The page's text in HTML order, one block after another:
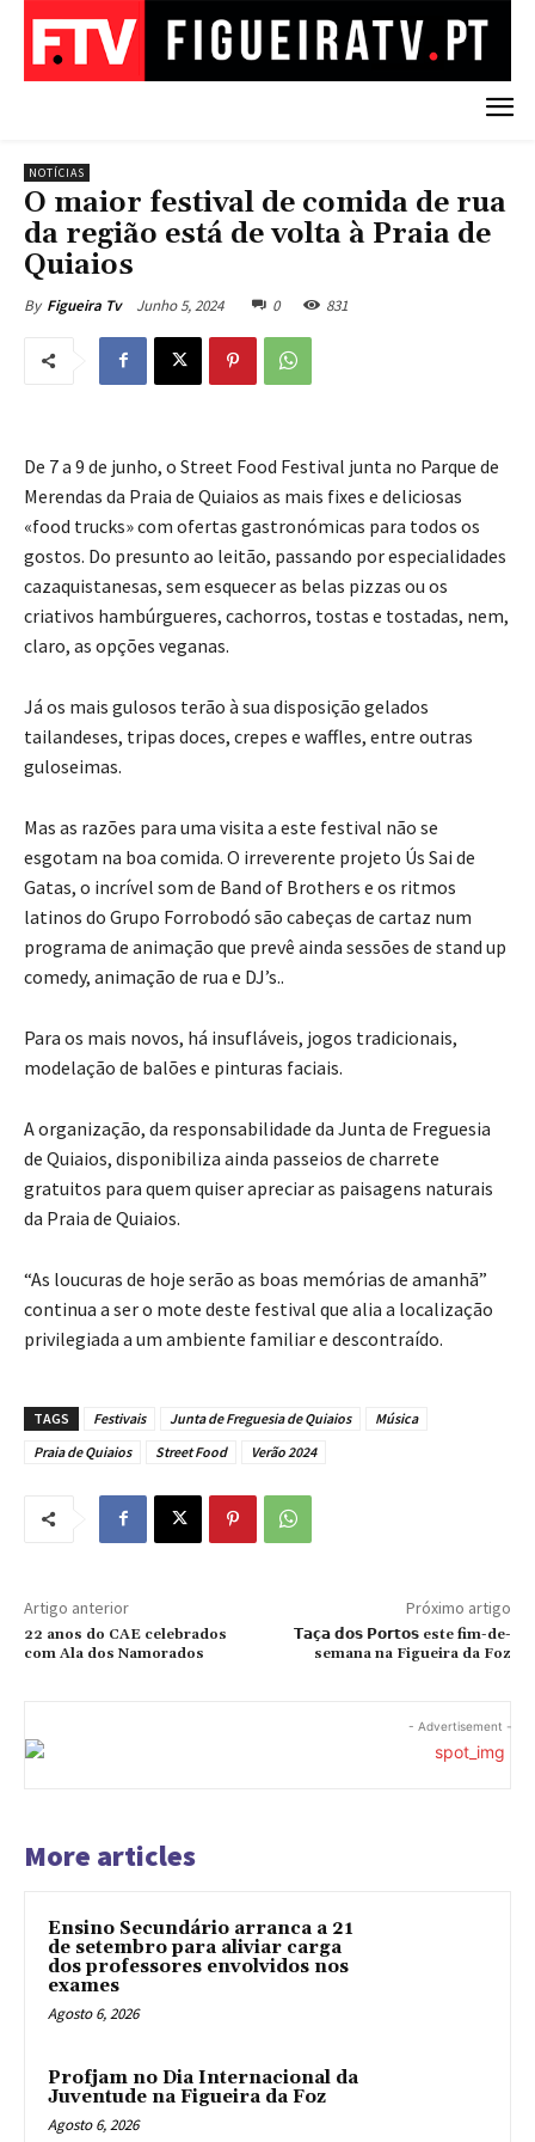
NOTÍCIAS
O maior festival de comida de rua
da região está de volta à Praia de
Quiaios
By Figueira Tv Junho 5, 2024 0 831
De 7 a 9 de junho, o Street Food Festival junta no Parque de
Merendas da Praia de Quiaios as mais fixes e deliciosas
«food trucks» com ofertas gastronómicas para todos os
gostos. Do presunto ao leitão, passando por especialidades
cazaquistanesas, sem esquecer as belas pizzas ou os
criativos hambúrgueres, cachorros, tostas e tostadas, nem,
claro, as opções veganas.
Já os mais gulosos terão à sua disposição gelados
tailandeses, tripas doces, crepes e waffles, entre outras
guloseimas.
Mas as razões para uma visita a este festival não se
esgotam na boa comida. O irreverente projeto Ús Sai de
Gatas, o incrível som de Band of Brothers e os ritmos
latinos do Grupo Forrobodó são cabeças de cartaz num
programa de animação que prevê ainda sessões de stand up
comedy, animação de rua e DJ’s..
Para os mais novos, há insufláveis, jogos tradicionais,
modelação de balões e pinturas faciais.
A organização, da responsabilidade da Junta de Freguesia
de Quiaios, disponibiliza ainda passeios de charrete
gratuitos para quem quiser apreciar as paisagens naturais
da Praia de Quiaios.
“As loucuras de hoje serão as boas memórias de amanhã”
continua a ser o mote deste festival que alia a localização
privilegiada a um ambiente familiar e descontraído.
TAGS Festivais Junta de Freguesia de Quiaios
Música
Praia de Quiaios
Street Food Verão 2024
Artigo anterior
22 anos do CAE celebrados
com Ala dos Namorados
Próximo artigo
𝗧𝗮𝗰̧𝗮 𝗱𝗼𝘀 𝗣𝗼𝗿𝘁𝗼𝘀 este fim-de-
semana na Figueira da Foz
- Advertisement -
More articles
Ensino Secundário arranca a 21
de setembro para aliviar carga
dos professores envolvidos nos
exames
Agosto 6, 2026
Profjam no Dia Internacional da
Juventude na Figueira da Foz
Agosto 6, 2026